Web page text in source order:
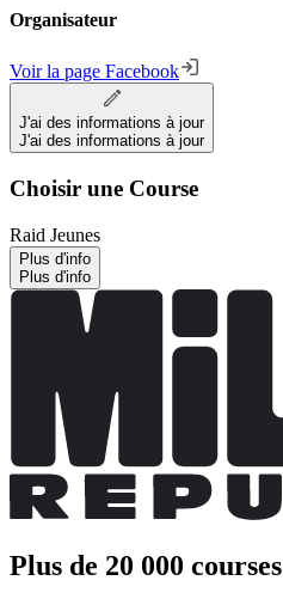
Organisateur
Voir la page Facebook
J'ai des informations à jour
J'ai des informations à jour
Choisir une Course
Raid Jeunes
Plus d'info
Plus d'info
Plus de 20 000 courses